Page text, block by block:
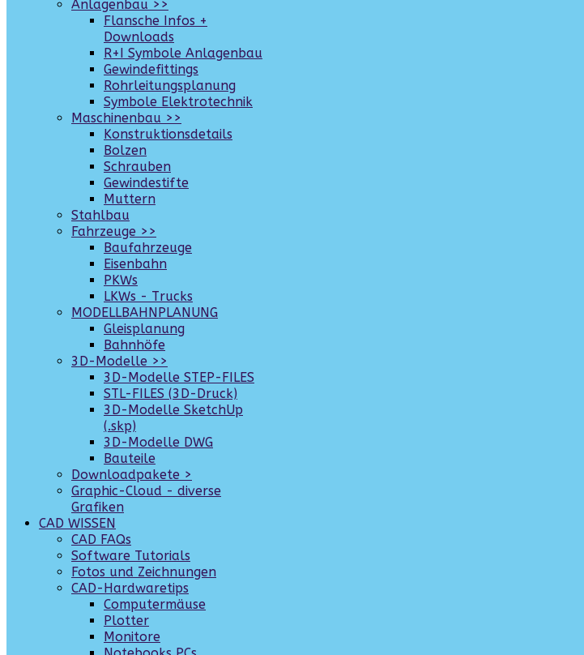
Anlagenbau >>
Flansche Infos +
Downloads
R+I Symbole Anlagenbau
Gewindefittings
Rohrleitungsplanung
Symbole Elektrotechnik
Maschinenbau >>
Konstruktionsdetails
Bolzen
Schrauben
Gewindestifte
Muttern
Stahlbau
Fahrzeuge >>
Baufahrzeuge
Eisenbahn
PKWs
LKWs - Trucks
MODELLBAHNPLANUNG
Gleisplanung
Bahnhöfe
3D-Modelle >>
3D-Modelle STEP-FILES
STL-FILES (3D-Druck)
3D-Modelle SketchUp
(.skp)
3D-Modelle DWG
Bauteile
Downloadpakete >
Graphic-Cloud - diverse
Grafiken
CAD WISSEN
CAD FAQs
Software Tutorials
Fotos und Zeichnungen
CAD-Hardwaretips
Computermäuse
Plotter
Monitore